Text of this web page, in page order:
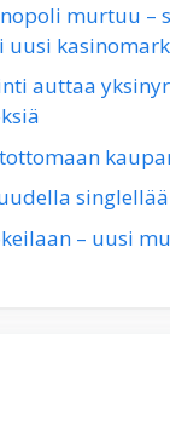
murtuu –
uusi
auttaa
– uusi